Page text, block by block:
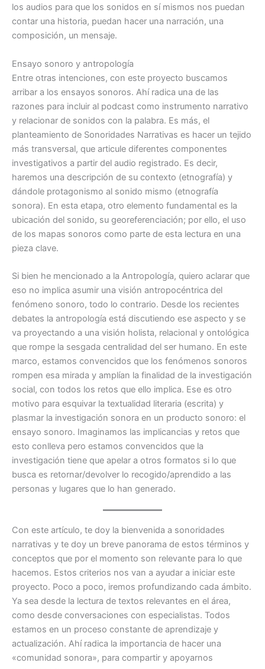
los audios para que los sonidos en sí mismos nos puedan
contar una historia, puedan hacer una narración, una
composición, un mensaje.
Ensayo sonoro y antropología
Entre otras intenciones, con este proyecto buscamos
arribar a los ensayos sonoros. Ahí radica una de las
razones para incluir al podcast como instrumento narrativo
y relacionar de sonidos con la palabra. Es más, el
planteamiento de Sonoridades Narrativas es hacer un tejido
más transversal, que articule diferentes componentes
investigativos a partir del audio registrado. Es decir,
haremos una descripción de su contexto (etnografía) y
dándole protagonismo al sonido mismo (etnografía
sonora). En esta etapa, otro elemento fundamental es la
ubicación del sonido, su georeferenciación; por ello, el uso
de los mapas sonoros como parte de esta lectura en una
pieza clave.
Si bien he mencionado a la Antropología, quiero aclarar que
eso no implica asumir una visión antropocéntrica del
fenómeno sonoro, todo lo contrario. Desde los recientes
debates la antropología está discutiendo ese aspecto y se
va proyectando a una visión holista, relacional y ontológica
que rompe la sesgada centralidad del ser humano. En este
marco, estamos convencidos que los fenómenos sonoros
rompen esa mirada y amplían la finalidad de la investigación
social, con todos los retos que ello implica. Ese es otro
motivo para esquivar la textualidad literaria (escrita) y
plasmar la investigación sonora en un producto sonoro: el
ensayo sonoro. Imaginamos las implicancias y retos que
esto conlleva pero estamos convencidos que la
investigación tiene que apelar a otros formatos si lo que
busca es retornar/devolver lo recogido/aprendido a las
personas y lugares que lo han generado.
Con este artículo, te doy la bienvenida a sonoridades
narrativas y te doy un breve panorama de estos términos y
conceptos que por el momento son relevante para lo que
hacemos. Estos criterios nos van a ayudar a iniciar este
proyecto. Poco a poco, iremos profundizando cada ámbito.
Ya sea desde la lectura de textos relevantes en el área,
como desde conversaciones con especialistas. Todos
estamos en un proceso constante de aprendizaje y
actualización. Ahí radica la importancia de hacer una
«comunidad sonora», para compartir y apoyarnos